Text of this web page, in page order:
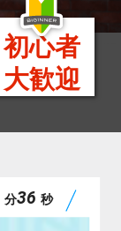
初心者
大歓迎
分34 秒